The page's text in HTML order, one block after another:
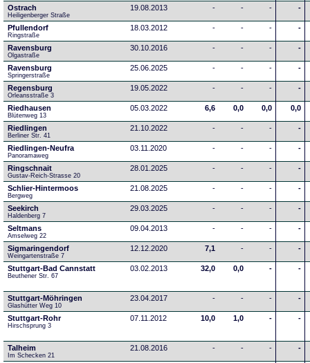
Ostrach
Heiligenberger Straße
19.08.2013 - - - -
Pfullendorf
Ringstraße
18.03.2012 - - - -
Ravensburg
Olgastraße
30.10.2016 - - - -
Ravensburg
Springerstraße
25.06.2025 - - - -
Regensburg
Orleansstraße 3
19.05.2022 - - - -
Riedhausen
Blütenweg 13
05.03.2022 6,6 0,0 0,0 0,0
Riedlingen
Berliner Str. 41
21.10.2022 - - - -
Riedlingen-Neufra
Panoramaweg
03.11.2020 - - - -
Ringschnait
Gustav-Reich-Strasse 20
28.01.2025 - - - -
Schlier-Hintermoos
Bergweg
21.08.2025 - - - -
Seekirch
Haldenberg 7
29.03.2025 - - - -
Seltmans
Amselweg 22
09.04.2013 - - - -
Sigmaringendorf
Weingartenstraße 7
12.12.2020 7,1 - - -
Stuttgart-Bad Cannstatt
Beuthener Str. 67
03.02.2013 32,0 0,0 - -
Stuttgart-Möhringen
Glashütter Weg 10
23.04.2017 - - - -
Stuttgart-Rohr
Hirschsprung 3
07.11.2012 10,0 1,0 - -
Talheim
Im Schecken 21
21.08.2016 - - - -